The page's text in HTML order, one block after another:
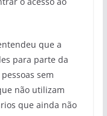
que a
para parte da
sem
não utilizam
que ainda não